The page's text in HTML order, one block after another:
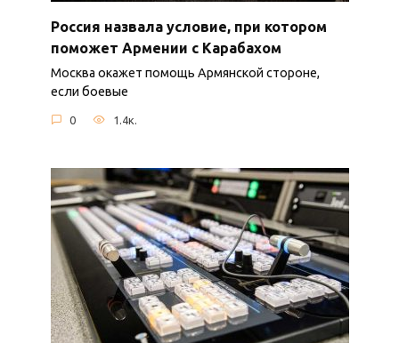
Россия назвала условие, при котором
поможет Армении с Карабахом
Москва окажет помощь Армянской стороне,
если боевые
0 1.4к.